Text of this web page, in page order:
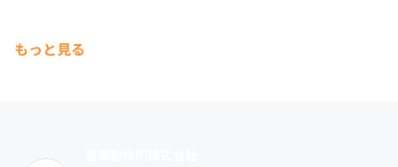
もっと見る